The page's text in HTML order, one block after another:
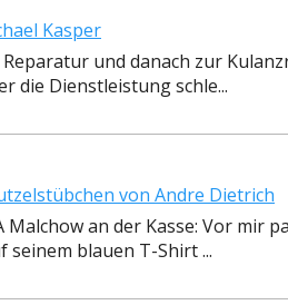
Kasper
und danach zur
die Dienstleistung schle...
von Andre Dietrich
Malchow an der Kasse: Vor mir
seinem blauen T-Shirt ...